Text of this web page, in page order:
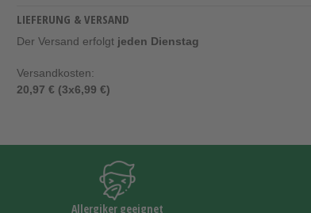
LIEFERUNG & VERSAND
Der Versand erfolgt jeden Dienstag
Versandkosten:
20,97 € (3x6,99 €)
Allergiker geeignet